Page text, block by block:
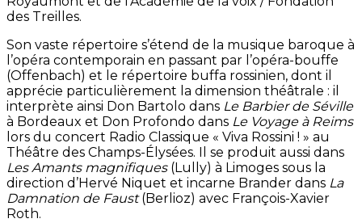
des Treilles.
Son vaste répertoire s’étend de la musique baroque à
l’opéra contemporain en passant par l’opéra-bouffe
(Offenbach) et le répertoire buffa rossinien, dont il
apprécie particulièrement la dimension théâtrale : il
interprète ainsi Don Bartolo dans Le Barbier de Séville
à Bordeaux et Don Profondo dans Le Voyage à Reims
lors du concert Radio Classique « Viva Rossini ! » au
Théâtre des Champs-Élysées. Il se produit aussi dans
Les Amants magnifiques(Lully) à Limoges sous la
direction d’Hervé Niquet et incarne Brander dans La
Damnation de Faust(Berlioz) avec François-Xavier
Roth.